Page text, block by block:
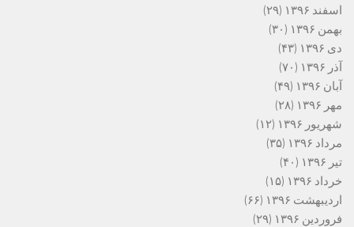
اسفند ۱۳۹۶
(۲۹)
بهمن ۱۳۹۶
(۳۰)
دی ۱۳۹۶
(۴۳)
آذر ۱۳۹۶
(۷۰)
آبان ۱۳۹۶
(۴۹)
مهر ۱۳۹۶
(۲۸)
شهریور ۱۳۹۶
(۱۲)
مرداد ۱۳۹۶
(۳۵)
تیر ۱۳۹۶
(۴۰)
خرداد ۱۳۹۶
(۱۵)
اردیبهشت ۱۳۹۶
(۶۶)
فروردین ۱۳۹۶
(۲۹)